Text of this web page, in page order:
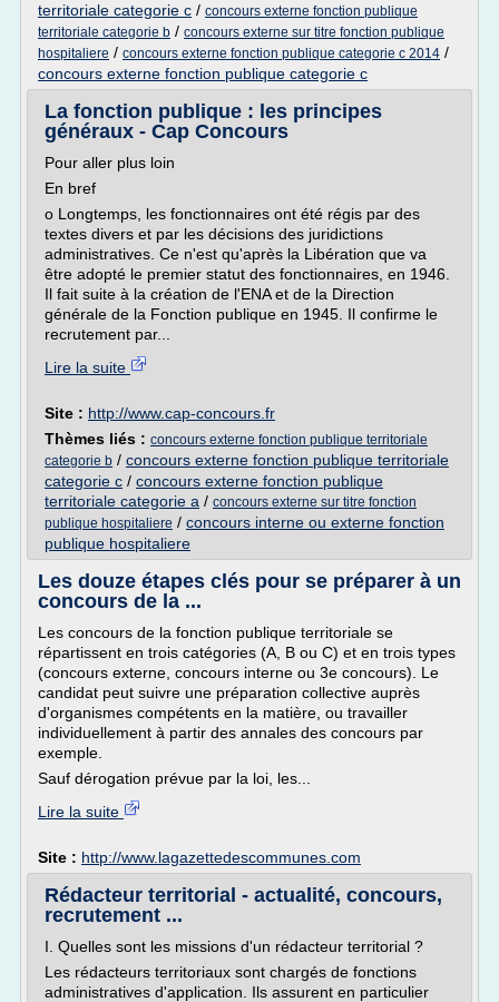
territoriale categorie c / concours externe fonction publique
territoriale categorie b / concours externe sur titre fonction publique
hospitaliere / concours externe fonction publique categorie c 2014 /
concours externe fonction publique categorie c
La fonction publique : les principes
généraux - Cap Concours
Pour aller plus loin
En bref
o Longtemps, les fonctionnaires ont été régis par des
textes divers et par les décisions des juridictions
administratives. Ce n'est qu'après la Libération que va
être adopté le premier statut des fonctionnaires, en 1946.
Il fait suite à la création de l'ENA et de la Direction
générale de la Fonction publique en 1945. Il confirme le
recrutement par...
Lire la suite
Site : http://www.cap-concours.fr
Thèmes liés : concours externe fonction publique territoriale
categorie b / concours externe fonction publique territoriale
categorie c / concours externe fonction publique
territoriale categorie a / concours externe sur titre fonction
publique hospitaliere / concours interne ou externe fonction
publique hospitaliere
Les douze étapes clés pour se préparer à un
concours de la ...
Les concours de la fonction publique territoriale se
répartissent en trois catégories (A, B ou C) et en trois types
(concours externe, concours interne ou 3e concours). Le
candidat peut suivre une préparation collective auprès
d'organismes compétents en la matière, ou travailler
individuellement à partir des annales des concours par
exemple.
Sauf dérogation prévue par la loi, les...
Lire la suite
Site : http://www.lagazettedescommunes.com
Rédacteur territorial - actualité, concours,
recrutement ...
I. Quelles sont les missions d'un rédacteur territorial ?
Les rédacteurs territoriaux sont chargés de fonctions
administratives d'application. Ils assurent en particulier